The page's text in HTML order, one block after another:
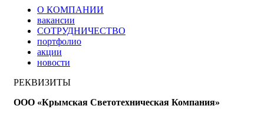
О КОМПАНИИ
вакансии
СОТРУДНИЧЕСТВО
портфолио
акции
новости
РЕКВИЗИТЫ
ООО «Крымская Светотехническая Компания»